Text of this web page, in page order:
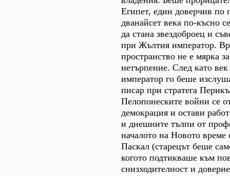
Египет, един доверчив по
дванайсет века по-късно
да стана звездоброец и
при Жълтия император.
пространство не е мярка
нетърпение. След като
император го беше
писар при стратега
Пелопонеските войни се
демокрация и остави
и днешните тълпи от
началото на Новото
Паскал (старецът беше
когото подтикваше към
снизходителност и